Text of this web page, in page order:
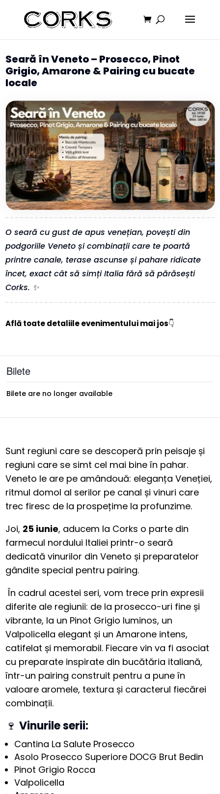
Seară în Veneto – Prosecco, Pinot
Grigio, Amarone & Pairing cu bucate
locale
O seară cu gust de apus venețian, povești din
podgoriile Veneto și combinații care te poartă
printre canale, terase ascunse și pahare ridicate
încet, exact cât să simți Italia fără să părăsești
Corks. ✨
Află toate detaliile evenimentului mai jos👇
Bilete
Bilete are no longer available
Sunt regiuni care se descoperă prin peisaje și
regiuni care se simt cel mai bine în pahar.
Veneto le are pe amândouă: eleganța Veneției,
ritmul domol al serilor pe canal și vinuri care
trec firesc de la prospețime la profunzime.
Joi, 25 iunie, aducem la Corks o parte din
farmecul nordului Italiei printr-o seară
dedicată vinurilor din Veneto și preparatelor
gândite special pentru pairing.
În cadrul acestei seri, vom trece prin expresii
diferite ale regiunii: de la prosecco-uri fine și
vibrante, la un Pinot Grigio luminos, un
Valpolicella elegant și un Amarone intens,
catifelat și memorabil. Fiecare vin va fi asociat
cu preparate inspirate din bucătăria italiană,
într-un pairing construit pentru a pune în
valoare aromele, textura și caracterul fiecărei
combinații.
🍷Vinurile serii:
Cantina La Salute Prosecco
Asolo Prosecco Superiore DOCG Brut Bedin
Pinot Grigio Rocca
Valpolicella